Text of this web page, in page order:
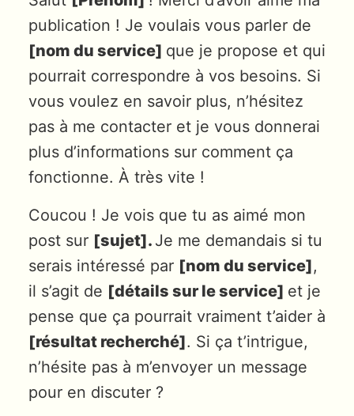
publication ! Je voulais vous parler de
[nom du service] que je propose et qui
pourrait correspondre à vos besoins. Si
vous voulez en savoir plus, n’hésitez
pas à me contacter et je vous donnerai
plus d’informations sur comment ça
fonctionne. À très vite !
Coucou ! Je vois que tu as aimé mon
post sur [sujet]. Je me demandais si tu
serais intéressé par [nom du service],
il s’agit de [détails sur le service] et je
pense que ça pourrait vraiment t’aider à
[résultat recherché]. Si ça t’intrigue,
n’hésite pas à m’envoyer un message
pour en discuter ?